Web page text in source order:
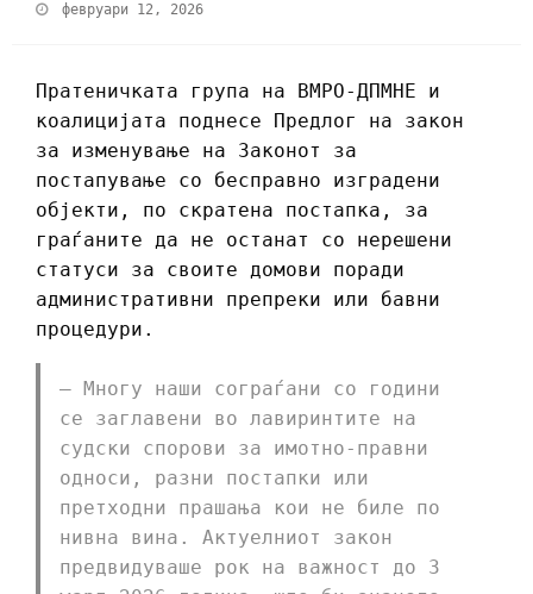
февруари 12, 2026
Пратеничката група на ВМРО-ДПМНЕ и
коалицијата поднесе Предлог на закон
за изменување на Законот за
постапување со бесправно изградени
објекти, по скратена постапка, за
граѓаните да не останат со нерешени
статуси за своите домови поради
административни препреки или бавни
процедури.
– Многу наши сограѓани со години
се заглавени во лавиринтите на
судски спорови за имотно-правни
односи, разни постапки или
претходни прашања кои не биле по
нивна вина. Актуелниот закон
предвидуваше рок на важност до 3